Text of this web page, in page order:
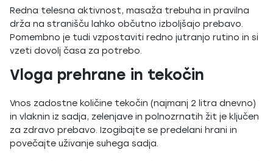
Redna telesna aktivnost, masaža trebuha in pravilna
drža na stranišču lahko občutno izboljšajo prebavo.
Pomembno je tudi vzpostaviti redno jutranjo rutino in si
vzeti dovolj časa za potrebo.
Vloga prehrane in tekočin
Vnos zadostne količine tekočin (najmanj 2 litra dnevno)
in vlaknin iz sadja, zelenjave in polnozrnatih žit je ključen
za zdravo prebavo. Izogibajte se predelani hrani in
povečajte uživanje suhega sadja.